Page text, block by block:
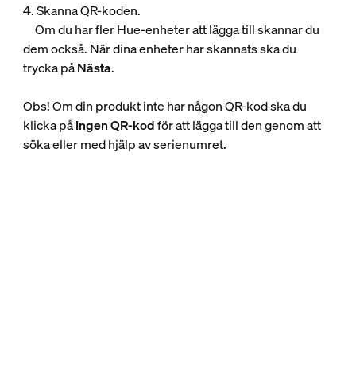
4. Skanna QR-koden.
Om du har fler Hue-enheter att lägga till skannar du
dem också. När dina enheter har skannats ska du
trycka påNästa.
Obs! Om din produkt inte har någon QR-kod ska du
klicka påIngen QR-kodför att lägga till den genom att
söka eller med hjälp av serienumret.